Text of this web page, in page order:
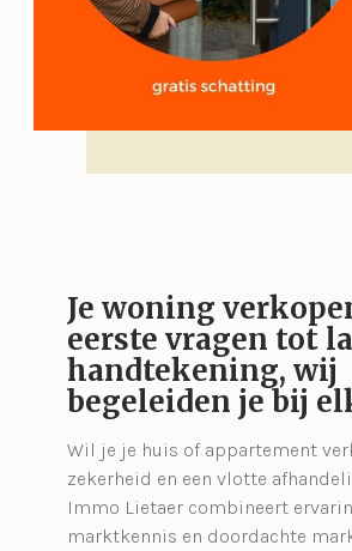
Je woning
eerste vragen tot
handtekening, wij
begeleiden je bij
Wil je je huis of appartement
zekerheid en een vlotte
Immo Lietaer combineert
marktkennis en doordachte